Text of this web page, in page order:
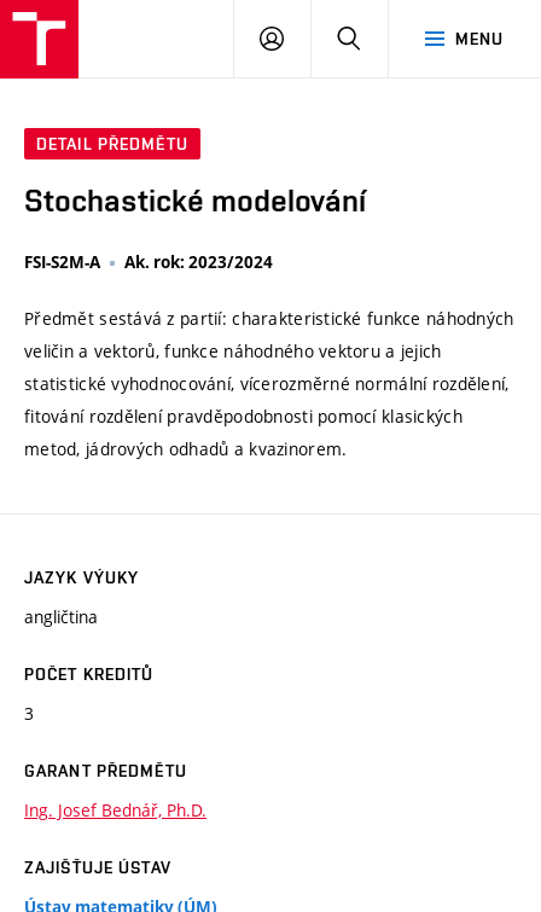
MENU
PŘIHLÁSIT
DETAIL PŘEDMĚTU
Stochastické modelování
FSI-S2M-A Ak. rok: 2023/2024
Předmět sestává z partií: charakteristické funkce náhodných
veličin a vektorů, funkce náhodného vektoru a jejich
statistické vyhodnocování, vícerozměrné normální rozdělení,
fitování rozdělení pravděpodobnosti pomocí klasických
metod, jádrových odhadů a kvazinorem.
JAZYK VÝUKY
angličtina
POČET KREDITŮ
3
GARANT PŘEDMĚTU
Ing. Josef Bednář, Ph.D.
ZAJIŠŤUJE ÚSTAV
Ústav matematiky (ÚM)